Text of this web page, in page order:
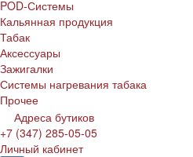
POD-Системы
Кальянная продукция
Табак
Аксессуары
Зажигалки
Системы нагревания табака
Прочее
Адреса бутиков
+7 (347) 285-05-05
Личный кабинет